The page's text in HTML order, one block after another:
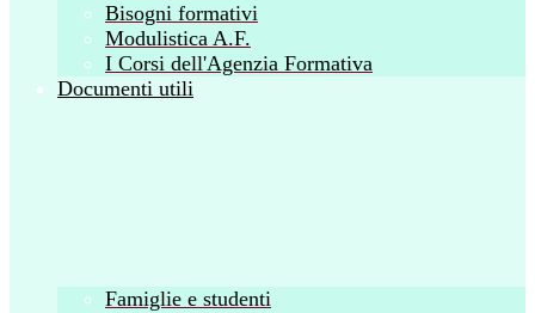
Bisogni formativi
Modulistica A.F.
I Corsi dell'Agenzia Formativa
Documenti utili
Famiglie e studenti